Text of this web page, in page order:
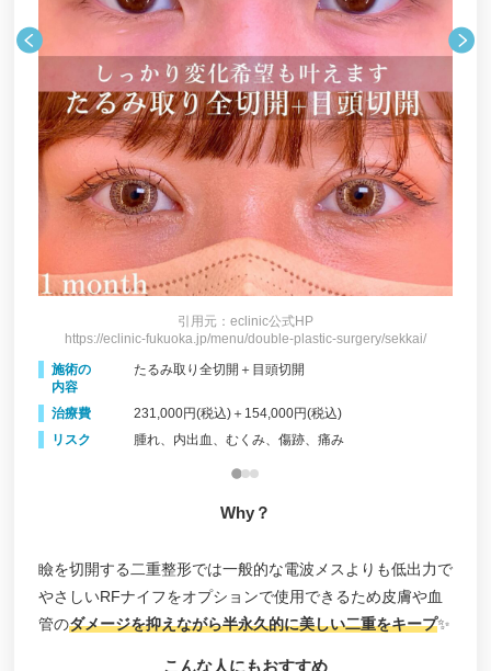
引用元：eclinic公式HP
https://eclinic-fukuoka.jp/menu/double-plastic-surgery/sekkai/
施術の
内容
たるみ取り全切開＋目頭切開
治療費
231,000円(税込)＋154,000円(税込)
リスク
腫れ、内出血、むくみ、傷跡、痛み
Why？
瞼を切開する二重整形では一般的な電波メスよりも低出力で
やさしいRFナイフをオプションで使用できるため皮膚や血
管のダメージを抑えながら半永久的に美しい二重をキープ✨
こんな人にもおすすめ